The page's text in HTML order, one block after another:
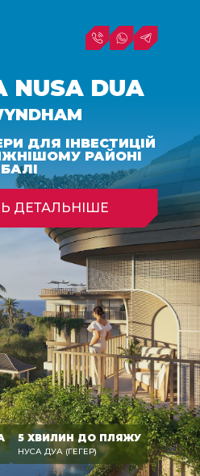
NUSA DUA
ДЛЯ ІНВЕСТИЦІЙ
РАЙОНІ
БАЛІ
5 ХВИЛИН ДО ПЛЯЖУ
НУСА ДУА (ГЕГЕР)
ДЕТАЛЬНІШЕ